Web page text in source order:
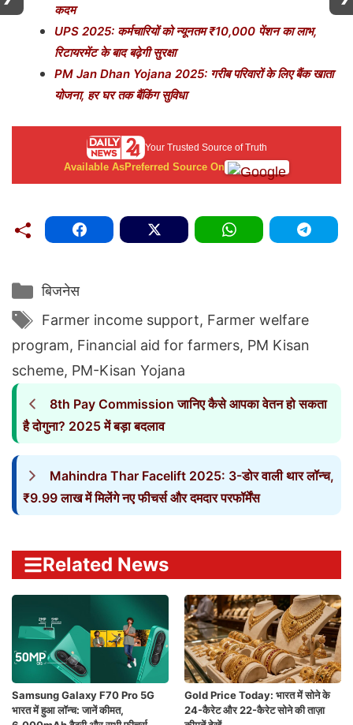
कदम
UPS 2025: कर्मचारियों को न्यूनतम ₹10,000 पेंशन का लाभ,
रिटायरमेंट के बाद बढ़ेगी सुरक्षा
PM Jan Dhan Yojana 2025: गरीब परिवारों के लिए बैंक खाता
योजना, हर घर तक बैंकिंग सुविधा
Your Trusted Source of Truth
Available AsPreferred Source On
Categories
बिजनेस
Tags
Farmer income support, Farmer welfare
program, Financial aid for farmers, PM Kisan
scheme, PM-Kisan Yojana
8th Pay Commission जानिए कैसे आपका वेतन हो सकता
है दोगुना? 2025 में बड़ा बदलाव
Mahindra Thar Facelift 2025: 3-डोर वाली थार लॉन्च,
₹9.99 लाख में मिलेंगे नए फीचर्स और दमदार परफॉर्मेंस
Related News
Samsung Galaxy F70 Pro 5G
भारत में हुआ लॉन्च: जानें कीमत,
Gold Price Today: भारत में सोने के
24-कैरेट और 22-कैरेट सोने की ताज़ा